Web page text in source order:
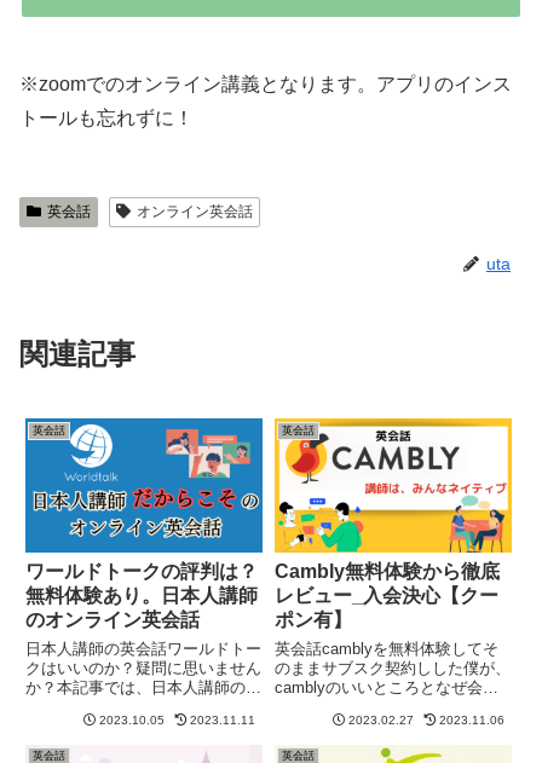
※zoomでのオンライン講義となります。アプリのインス
トールも忘れずに！
英会話 オンライン英会話
uta
関連記事
英会話
ワールドトークの評判は？
無料体験あり。日本人講師
のオンライン英会話
日本人講師の英会話ワールドトー
クはいいのか？疑問に思いません
か？本記事では、日本人講師の英
まとめ、ワールドトークがおすす
めの人を紹介しています。オンラ
2023.10.05 2023.11.11
英会話
Cambly無料体験から徹底
レビュー_入会決心【クー
ポン有】
英会話camblyを無料体験してそ
のままサブスク契約しした僕が、
camblyのいいところとなぜ会員
まとめてあります。オンライン英
会話何にしようか迷っている人
2023.02.27 2023.11.06
英会話 英会話